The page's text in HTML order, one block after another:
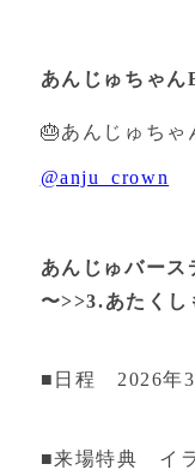
あんじゅちゃん
🎂あんじゅちゃ
@anju_crown
あんじゅバース
〜>>3.あたく
■日程 2026年
■来場特典 イ